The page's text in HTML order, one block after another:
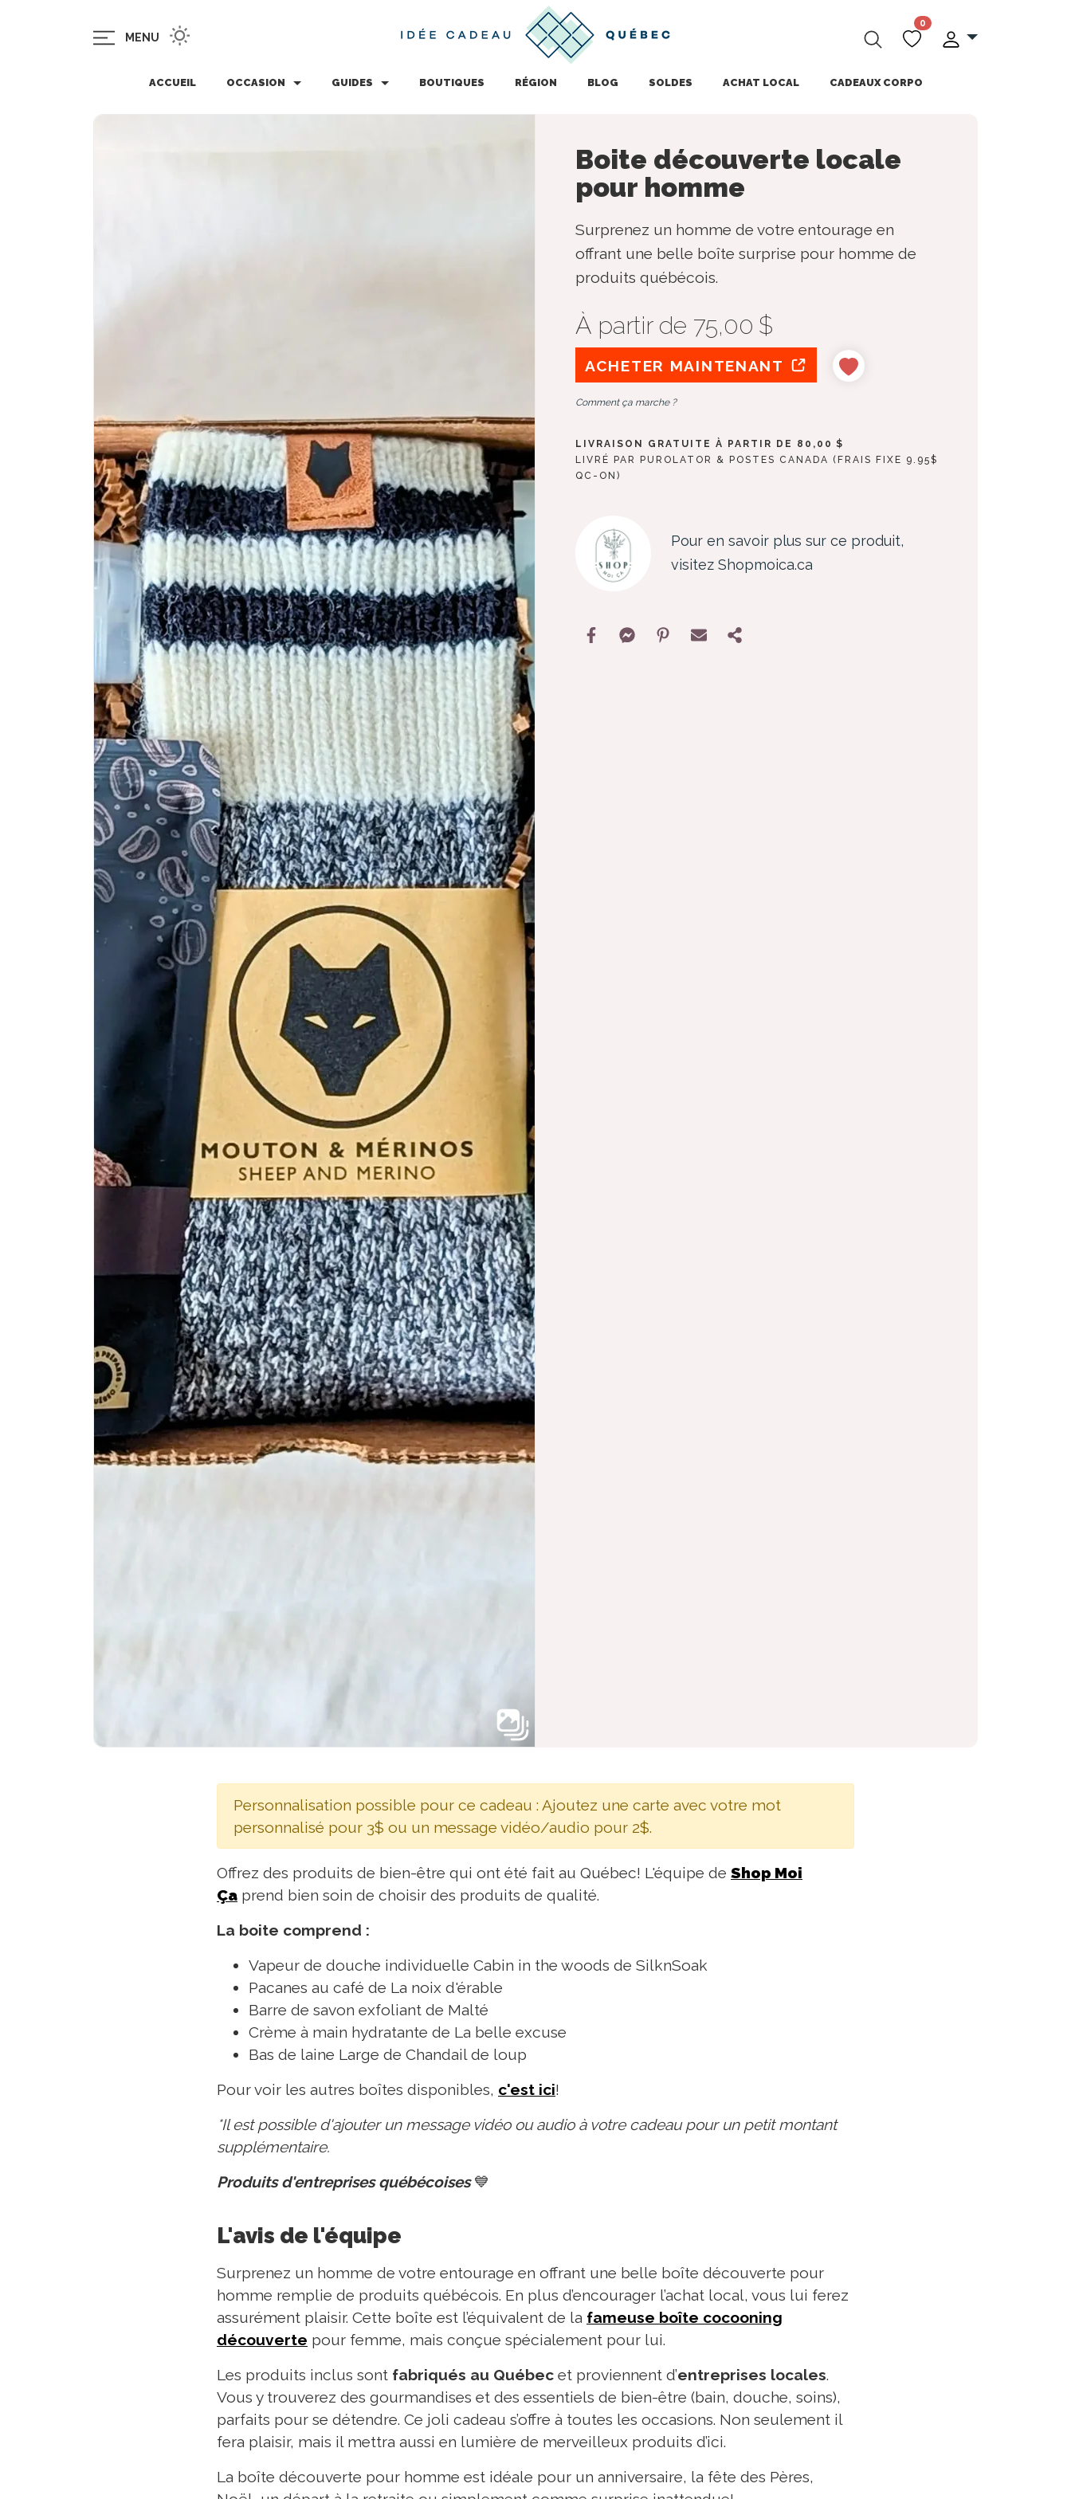
MENU
0
ACCUEIL OCCASION GUIDES BOUTIQUES RÉGION BLOG SOLDES ACHAT LOCAL CADEAUX CORPO
Boite découverte locale
pour homme
Surprenez un homme de votre entourage en
offrant une belle boîte surprise pour homme de
produits québécois.
À partir de 75,00 $
ACHETER MAINTENANT
Comment ça marche ?
LIVRAISON GRATUITE À PARTIR DE 80,00 $
LIVRÉ PAR PUROLATOR & POSTES CANADA (FRAIS FIXE 9.95$
QC-ON)
Pour en savoir plus sur ce produit,
visitez Shopmoica.ca
Personnalisation possible pour ce cadeau : Ajoutez une carte avec votre mot
personnalisé pour 3$ ou un message vidéo/audio pour 2$.
Offrez des produits de bien-être qui ont été fait au Québec! L'équipe de Shop Moi
Ça prend bien soin de choisir des produits de qualité.
La boite comprend :
Vapeur de douche individuelle Cabin in the woods de SilknSoak
Pacanes au café de La noix d'érable
Barre de savon exfoliant de Malté
Crème à main hydratante de La belle excuse
Bas de laine Large de Chandail de loup
Pour voir les autres boîtes disponibles, c'est ici!
*Il est possible d'ajouter un message vidéo ou audio à votre cadeau pour un petit montant
supplémentaire.
Produits d'entreprises québécoises💙
L'avis de l'équipe
Surprenez un homme de votre entourage en offrant une belle boîte découverte pour
homme remplie de produits québécois. En plus d’encourager l’achat local, vous lui ferez
assurément plaisir. Cette boîte est l’équivalent de la fameuse boîte cocooning
découverte pour femme, mais conçue spécialement pour lui.
Les produits inclus sont fabriqués au Québec et proviennent d’entreprises locales.
Vous y trouverez des gourmandises et des essentiels de bien-être (bain, douche, soins),
parfaits pour se détendre. Ce joli cadeau s’offre à toutes les occasions. Non seulement il
fera plaisir, mais il mettra aussi en lumière de merveilleux produits d’ici.
La boîte découverte pour homme est idéale pour un anniversaire, la fête des Pères,